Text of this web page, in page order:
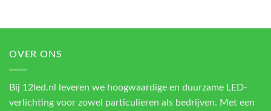
OVER ONS
Bij 12led.nl leveren we hoogwaardige en duurzame LED-
verlichting voor zowel particulieren als bedrijven. Met een